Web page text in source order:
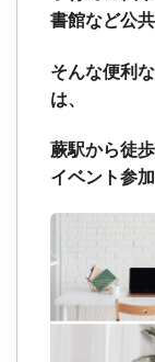
書館など公
そんな便利
は、
蕨駅から徒
イベント参